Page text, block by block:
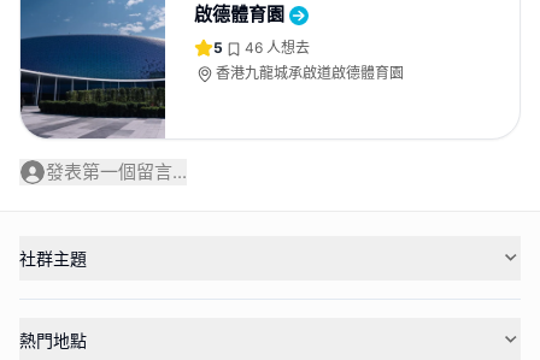
啟德體育園
5 46 人想去
香港九龍城承啟道啟德體育園
發表第一個留言...
社群主題
熱門地點